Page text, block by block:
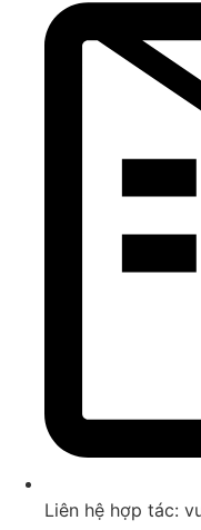
Liên hệ hợp tác: